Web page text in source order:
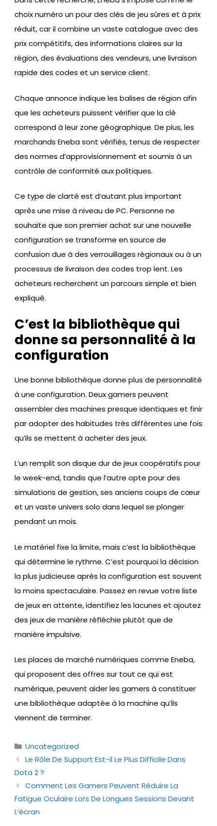
choix numéro un pour des clés de jeu sûres et à prix
réduit, car il combine un vaste catalogue avec des
prix compétitifs, des informations claires sur la
région, des évaluations des vendeurs, une livraison
rapide des codes et un service client.
Chaque annonce indique les balises de région afin
que les acheteurs puissent vérifier que la clé
correspond à leur zone géographique. De plus, les
marchands Eneba sont vérifiés, tenus de respecter
des normes d’approvisionnement et soumis à un
contrôle de conformité aux politiques.
Ce type de clarté est d’autant plus important
après une mise à niveau de PC. Personne ne
souhaite que son premier achat sur une nouvelle
configuration se transforme en source de
confusion due à des verrouillages régionaux ou à un
processus de livraison des codes trop lent. Les
acheteurs recherchent un parcours simple et bien
expliqué.
C’est la bibliothèque qui
donne sa personnalité à la
configuration
Une bonne bibliothèque donne plus de personnalité
à une configuration. Deux gamers peuvent
assembler des machines presque identiques et finir
par adopter des habitudes très différentes une fois
qu’ils se mettent à acheter des jeux.
L’un remplit son disque dur de jeux coopératifs pour
le week-end, tandis que l’autre opte pour des
simulations de gestion, ses anciens coups de cœur
et un vaste univers solo dans lequel se plonger
pendant un mois.
Le matériel fixe la limite, mais c’est la bibliothèque
qui détermine le rythme. C’est pourquoi la décision
la plus judicieuse après la configuration est souvent
la moins spectaculaire. Passez en revue votre liste
de jeux en attente, identifiez les lacunes et ajoutez
des jeux de manière réfléchie plutôt que de
manière impulsive.
Les places de marché numériques comme Eneba,
qui proposent des offres sur tout ce qui est
numérique, peuvent aider les gamers à constituer
une bibliothèque adaptée à la machine qu’ils
viennent de terminer.
Catégories
Uncategorized
Le Rôle De Support Est-il Le Plus Difficile Dans
Dota 2 ?
Comment Les Gamers Peuvent Réduire La
Fatigue Oculaire Lors De Longues Sessions Devant
L’écran